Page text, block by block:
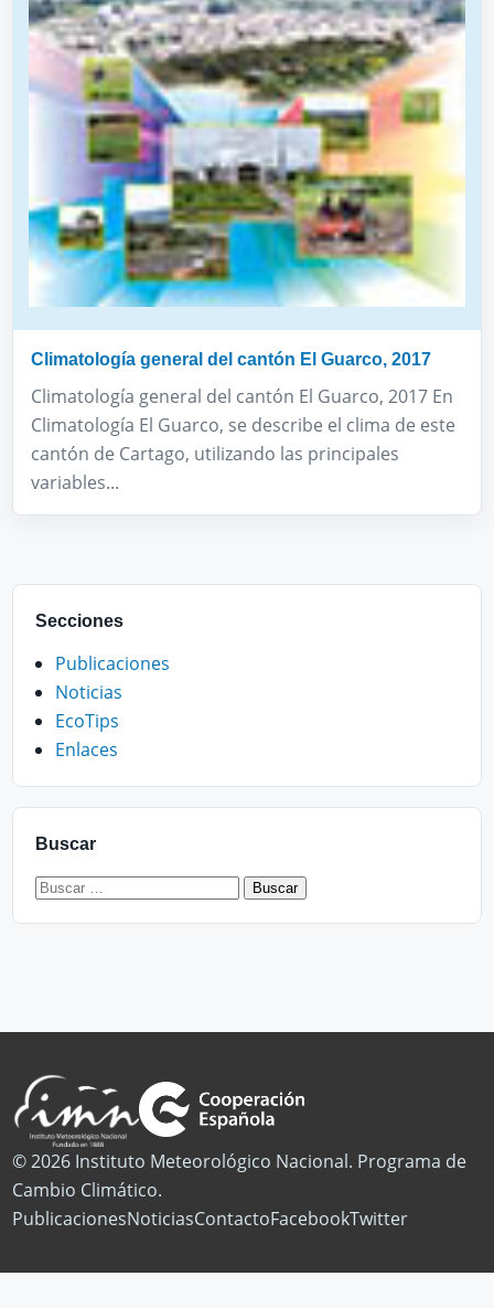
Climatología general del cantón El Guarco, 2017
Climatología general del cantón El Guarco, 2017 En
Climatología El Guarco, se describe el clima de este
cantón de Cartago, utilizando las principales
variables...
Secciones
Publicaciones
Noticias
EcoTips
Enlaces
Buscar
Buscar:
© 2026 Instituto Meteorológico Nacional. Programa de
Cambio Climático.
PublicacionesNoticiasContactoFacebookTwitter